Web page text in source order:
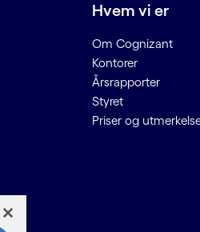
Hvem vi er
Om Cognizant
Kontorer
Årsrapporter
Styret
Priser og